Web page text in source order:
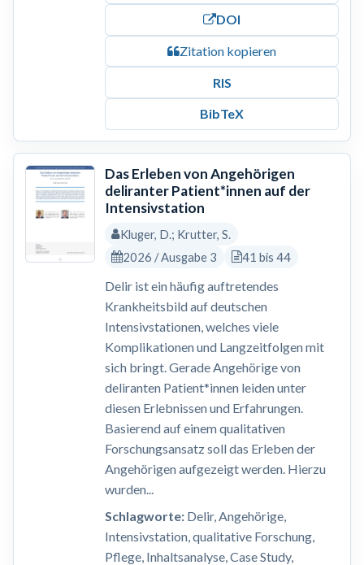
DOI
Zitation kopieren
RIS
BibTeX
Das Erleben von Angehörigen
deliranter Patient*innen auf der
Intensivstation
Kluger, D.; Krutter, S.
2026 / Ausgabe 3
41 bis 44
Delir ist ein häufig auftretendes
Krankheitsbild auf deutschen
Intensivstationen, welches viele
Komplikationen und Langzeitfolgen mit
sich bringt. Gerade Angehörige von
deliranten Patient*innen leiden unter
diesen Erlebnissen und Erfahrungen.
Basierend auf einem qualitativen
Forschungsansatz soll das Erleben der
Angehörigen aufgezeigt werden. Hierzu
wurden...
Schlagworte:Delir, Angehörige,
Intensivstation, qualitative Forschung,
Pflege, Inhaltsanalyse, Case Study,